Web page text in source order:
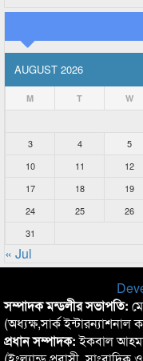
AUGUST 2026
M T W
3
4 5
10
11 12
17
18 19
24
25 26
31
« Jul
সম্পাদক মন্ডলীর সভাপতি:
(অধ্যক্ষ,সার্ক ইন্টারন্যাশনাল
প্রধান সম্পাদক:ইকবাল